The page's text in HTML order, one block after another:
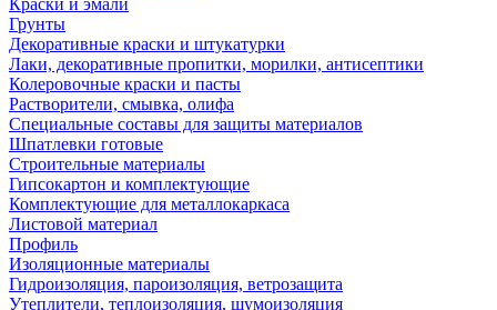
Краски и эмали
Грунты
Декоративные краски и штукатурки
Лаки, декоративные пропитки, морилки, антисептики
Колеровочные краски и пасты
Растворители, смывка, олифа
Специальные составы для защиты материалов
Шпатлевки готовые
Строительные материалы
Гипсокартон и комплектующие
Комплектующие для металлокаркаса
Листовой материал
Профиль
Изоляционные материалы
Гидроизоляция, пароизоляция, ветрозащита
Утеплители, теплоизоляция, шумоизоляция